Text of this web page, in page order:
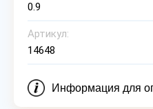
0.9
Артикул:
14648
Информация для